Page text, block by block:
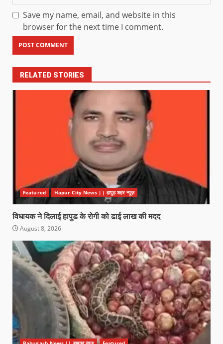
Save my name, email, and website in this
browser for the next time I comment.
RELATED STORIES
Featured Hapur City News || हापुड़ शहर न्यूज़
विधायक ने दिलाई हापुड के रोगी को ढाई लाख की मदद
August 8, 2026